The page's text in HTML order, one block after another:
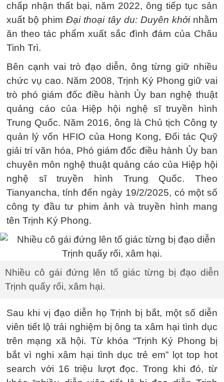
chấp nhận thất bại, năm 2022, ông tiếp tục sản
xuất bộ phimĐại thoại tây du: Duyên khởinhằm
ăn theo tác phẩm xuất sắc đình đám của Châu
Tinh Trì.
Bên cạnh vai trò đạo diễn, ông từng giữ nhiều
chức vụ cao. Năm 2008, Trịnh Ký Phong giữ vai
trò phó giám đốc điều hành Ủy ban nghệ thuật
quảng cáo của Hiệp hội nghệ sĩ truyền hình
Trung Quốc. Năm 2016, ông là Chủ tịch Công ty
quản lý vốn HFIO của Hong Kong, Đối tác Quỹ
giải trí văn hóa, Phó giám đốc điều hành Ủy ban
chuyên môn nghệ thuật quảng cáo của Hiệp hội
nghệ sĩ truyền hình Trung Quốc. Theo
Tianyancha, tính đến ngày 19/2/2025, có một số
công ty đầu tư phim ảnh và truyền hình mang
tên Trịnh Ký Phong.
Nhiều cô gái đứng lên tố giác từng bị đạo diễn
Trịnh quấy rối, xâm hại.
Sau khi vị đạo diễn họ Trịnh bị bắt, một số diễn
viên tiết lộ trải nghiệm bị ông ta xâm hại tình dục
trên mạng xã hội. Từ khóa “Trịnh Ký Phong bị
bắt vì nghi xâm hại tình dục trẻ em” lọt top hot
search với 16 triệu lượt đọc. Trong khi đó, từ